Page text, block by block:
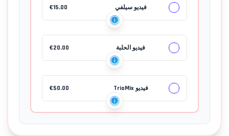
جهات الاتصال
فيديو سيلفي €15.00
فيديو الحلبة €20.00
فيديو TrioMix €50.00